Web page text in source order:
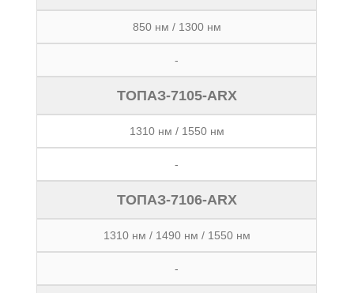
850 нм / 1300 нм
-
ТОПАЗ-7105-ARX
1310 нм / 1550 нм
-
ТОПАЗ-7106-ARX
1310 нм / 1490 нм / 1550 нм
-